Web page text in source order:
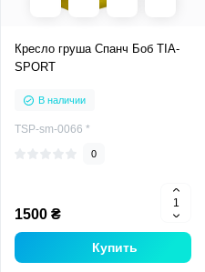
Кресло груша Спанч Боб TIA-
SPORT
В наличии
TSP-sm-0066 *
0
1500 ₴
Купить